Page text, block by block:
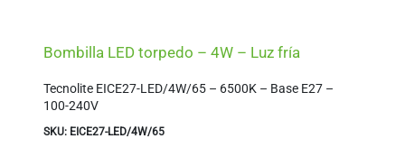
Bombilla LED torpedo – 4W – Luz fría
Tecnolite EICE27-LED/4W/65 – 6500K – Base E27 –
100-240V
SKU: EICE27-LED/4W/65